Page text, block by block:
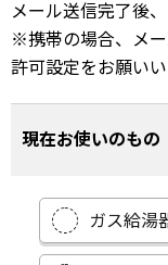
メール送信完了後
※携帯の場合、メ
許可設定をお願いい
現在お使いのもの
ガス給湯